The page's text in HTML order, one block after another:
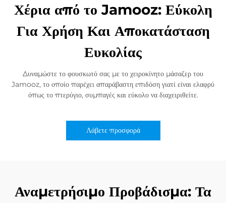
Χέρια από το Jamooz: Εύκολη
Για Χρήση Και Αποκατάσταση
Ευκολίας
Δυναμώστε το φουσκωτό σας με το χειροκίνητο μάσαζερ του
Jamooz, το οποίο παρέχει απαράβαστη επιδόση γιατί είναι ελαφρύ
όπως το πτερύγιο, συμπαγές και εύκολο να διαχειριθείτε.
Λάβετε προσφορά
Αναμετρήσιμο Προβάδισμα: Τα